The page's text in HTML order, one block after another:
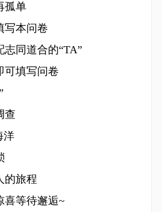
单
本问卷
同道合的“TA”
填写问卷
查
旅程
等待邂逅~